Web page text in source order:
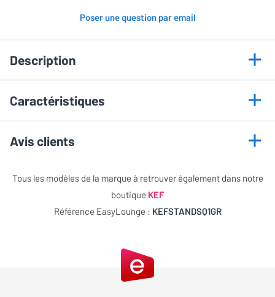
Poser une question par email
Description
Descriptif détaillé
SQ1 Gris foncé
Caractéristiques
Informations générales
SQ1 Gris foncé
Avis clients
Cet article n'a pas encore recueilli d'évaluations
0 / 5
Tous les modèles de la marque à retrouver également dans notre
boutique KEF
Référence EasyLounge : KEFSTANDSQ1GR